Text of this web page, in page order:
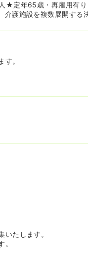
★定年65歳・再雇用有り
護施設を複数展開する
。
たします。